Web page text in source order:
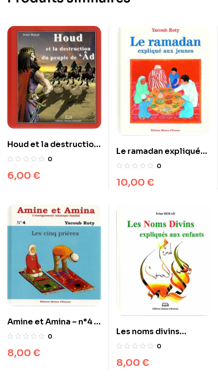
Houd et la destruction
du peuple de ‘Âd
0
6,00 €
Le ramadan expliqué
aux jeunes0
10,00 €
Amine et Amina – n°4 :
Les cinq prières
0
8,00 €
Les noms divins
expliqués aux enfants
0
8,00 €